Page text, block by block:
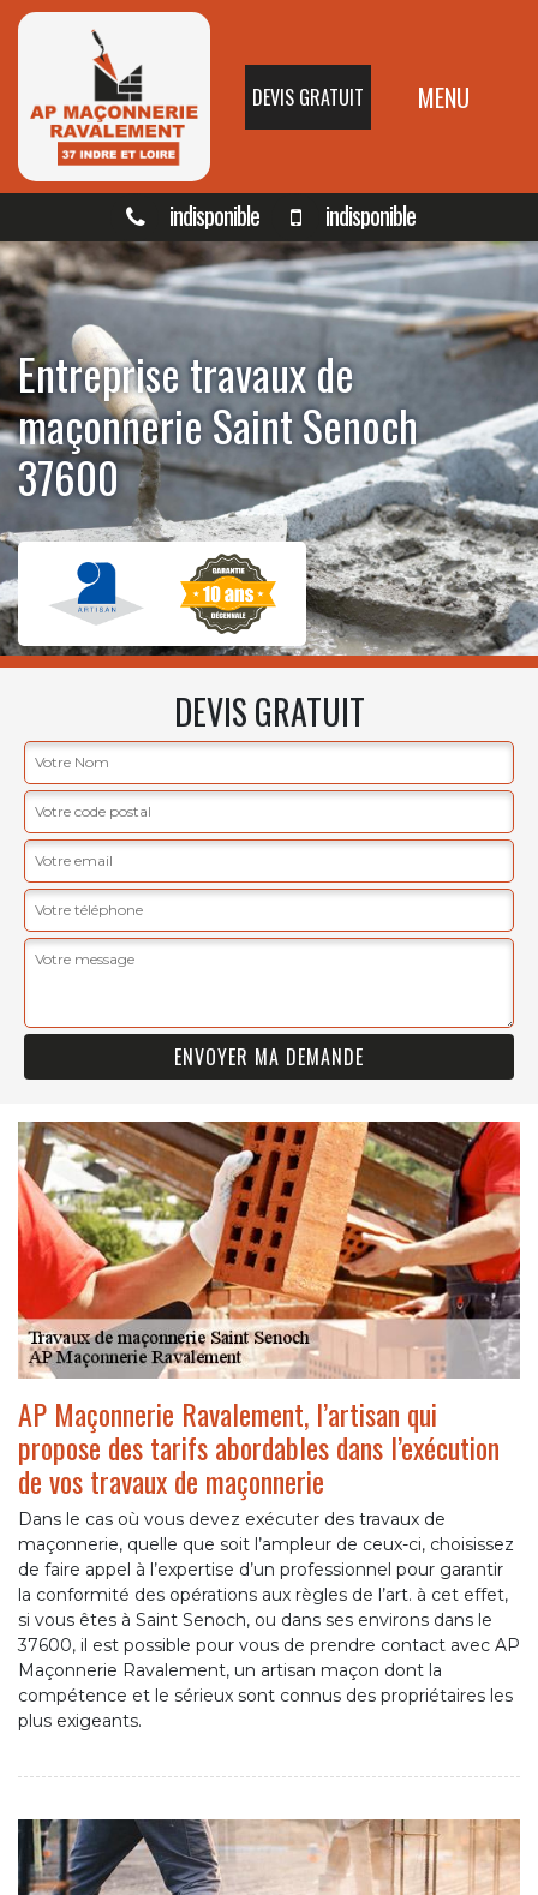
DEVIS GRATUIT MENU
indisponible indisponible
Entreprise travaux de
maçonnerie Saint Senoch
37600
DEVIS GRATUIT
AP Maçonnerie Ravalement, l’artisan qui
propose des tarifs abordables dans l’exécution
de vos travaux de maçonnerie
Dans le cas où vous devez exécuter des travaux de
maçonnerie, quelle que soit l’ampleur de ceux-ci, choisissez
de faire appel à l’expertise d’un professionnel pour garantir
la conformité des opérations aux règles de l’art. à cet effet,
si vous êtes à Saint Senoch, ou dans ses environs dans le
37600, il est possible pour vous de prendre contact avec AP
Maçonnerie Ravalement, un artisan maçon dont la
compétence et le sérieux sont connus des propriétaires les
plus exigeants.